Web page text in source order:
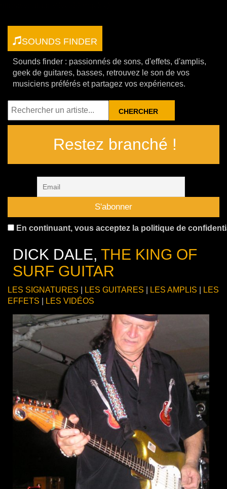
SOUNDS FINDER
Sounds finder : passionnés de sons, d'effets, d'amplis,
geek de guitares, basses, retrouvez le son de vos
musiciens préférés et partagez vos expériences.
RECHERCHER
Restez branché !
En continuant, vous acceptez la politique de
DICK DALE, THE KING OF
SURF GUITAR
LES SIGNATURES LES GUITARES LES AMPLIS
LES
EFFETS
LES VIDÉOS